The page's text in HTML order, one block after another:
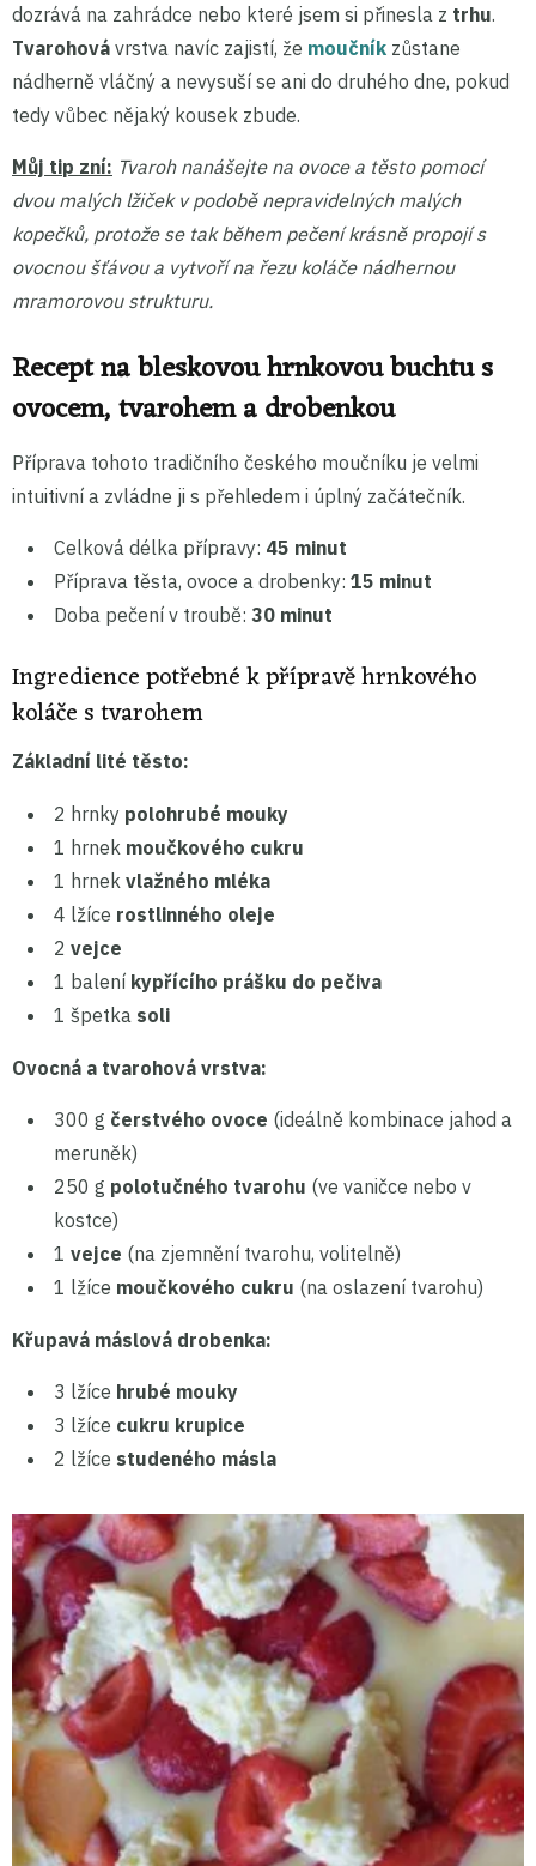
dozrává na zahrádce nebo které jsem si přinesla z trhu.
Tvarohová vrstva navíc zajistí, že moučník zůstane
nádherně vláčný a nevysuší se ani do druhého dne, pokud
tedy vůbec nějaký kousek zbude.
Můj tip zní: Tvaroh nanášejte na ovoce a těsto pomocí
dvou malých lžiček v podobě nepravidelných malých
kopečků, protože se tak během pečení krásně propojí s
ovocnou šťávou a vytvoří na řezu koláče nádhernou
mramorovou strukturu.
Recept na bleskovou hrnkovou buchtu s
ovocem, tvarohem a drobenkou
Příprava tohoto tradičního českého moučníku je velmi
intuitivní a zvládne ji s přehledem i úplný začátečník.
Celková délka přípravy: 45 minut
Příprava těsta, ovoce a drobenky: 15 minut
Doba pečení v troubě: 30 minut
Ingredience potřebné k přípravě hrnkového
koláče s tvarohem
Základní lité těsto:
2 hrnky polohrubé mouky
1 hrnek moučkového cukru
1 hrnek vlažného mléka
4 lžíce rostlinného oleje
2 vejce
1 balení kypřícího prášku do pečiva
1 špetka soli
Ovocná a tvarohová vrstva:
300 g čerstvého ovoce (ideálně kombinace jahod a
meruněk)
250 g polotučného tvarohu (ve vaničce nebo v
kostce)
1 vejce (na zjemnění tvarohu, volitelně)
1 lžíce moučkového cukru (na oslazení tvarohu)
Křupavá máslová drobenka:
3 lžíce hrubé mouky
3 lžíce cukru krupice
2 lžíce studeného másla